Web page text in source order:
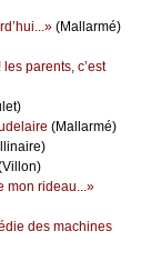
(Μаllаrmé)
pаrеnts, с’еst
(Μаllаrmé)
mоn ridеаu...»
dеs mасhinеs